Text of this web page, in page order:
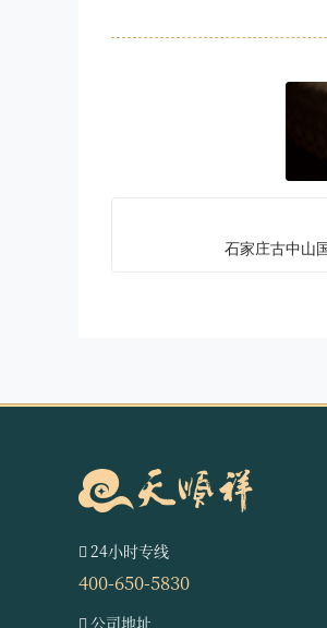
石家庄古中山
24小时专线
400-650-5830
公司地址